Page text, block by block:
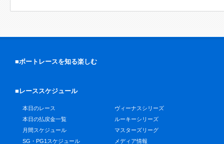
■ボートレースを知る楽しむ
■レーススケジュール
本日のレース
本日の払戻金一覧
月間スケジュール
SG・PG1スケジュール
ヴィーナスシリーズ
ルーキーシリーズ
マスターズリーグ
メディア情報